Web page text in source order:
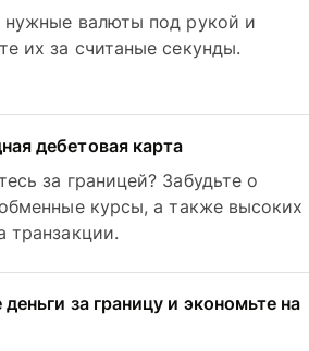
валюты под рукой и
их за считаные секунды.
дебетовая карта
за границей? Забудьте о
курсы, а также высоких
транзакции.
за границу и экономьте на